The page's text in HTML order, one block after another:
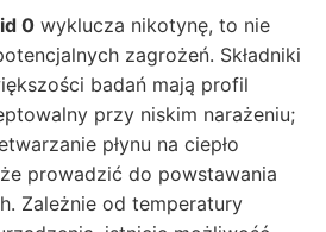
0 wyklucza nikotynę, to nie
zagrożeń. Składniki
badań mają profil
przy niskim narażeniu;
płynu na ciepło
prowadzić do powstawania
Zależnie od temperatury